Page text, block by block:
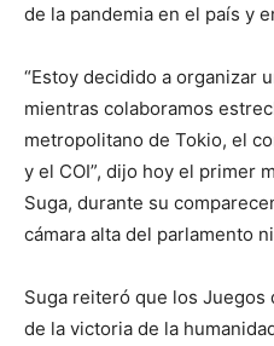
de la pandemia en el país y
“Estoy decidido a organizar
mientras colaboramos
metropolitano de Tokio, el
y el COI”, dijo hoy el primer
Suga, durante su
cámara alta del parlamento
Suga reiteró que los Juegos
de la victoria de la